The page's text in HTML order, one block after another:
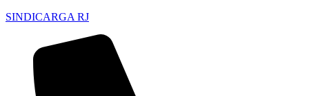
SINDICARGA RJ